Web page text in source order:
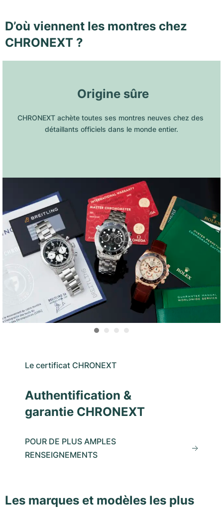
D’où viennent les montres chez
CHRONEXT ?
Origine sûre
CHRONEXT achète toutes ses montres neuves chez des
détaillants officiels dans le monde entier.
Le certificat CHRONEXT
Authentification &
garantie CHRONEXT
POUR DE PLUS AMPLES
RENSEIGNEMENTS
Les marques et modèles les plus